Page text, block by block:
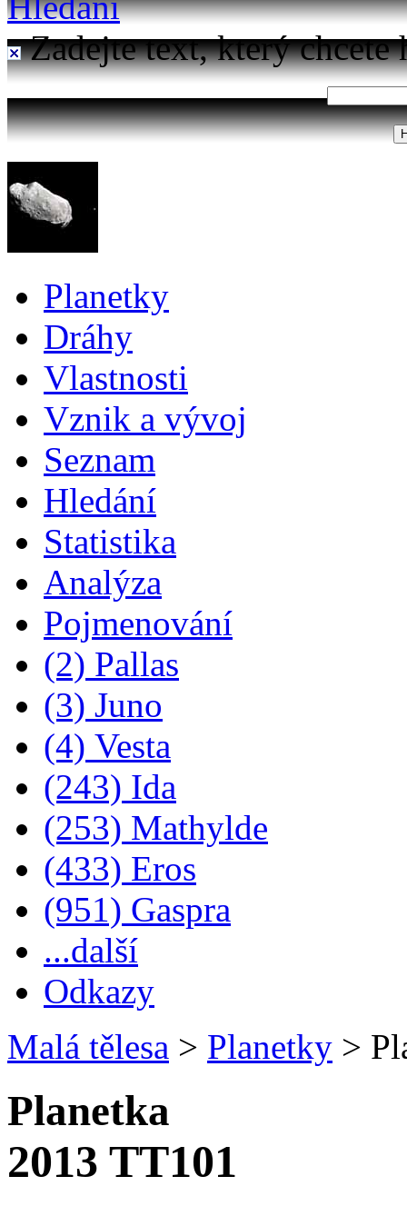
Zadejte text, který chcete
Planetky
Dráhy
Vlastnosti
Vznik a vývoj
Seznam
Hledání
Statistika
Analýza
Pojmenování
(2) Pallas
(3) Juno
(4) Vesta
(243) Ida
(253) Mathylde
(433) Eros
(951) Gaspra
...další
Odkazy
Malá tělesa > Planetky >
Planetka
2013 TT101